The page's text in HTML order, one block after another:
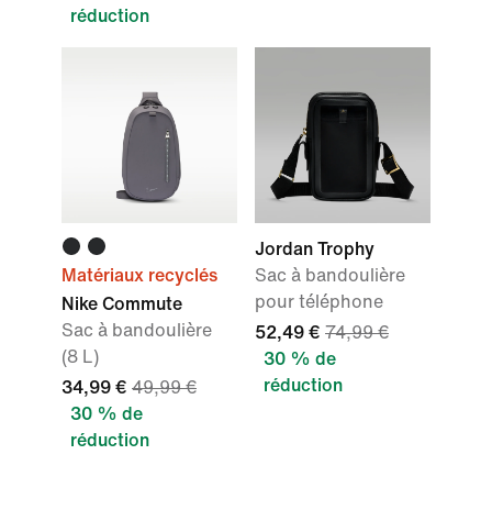
réduction
Matériaux recyclés
Nike Commute
Sac à bandoulière
(8 L)
34,99 € 49,99 €
30 % de
réduction
Jordan Trophy
Sac à bandoulière
pour téléphone
52,49 € 74,99 €
30 % de
réduction